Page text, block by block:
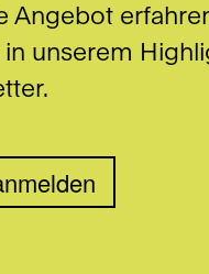
Vorstellung
Foyer
del Teatro
Angebot
in unserem